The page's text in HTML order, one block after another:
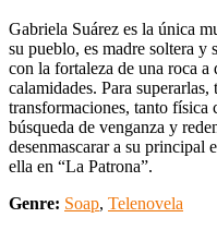
Gabriela Suárez es la única
su pueblo, es madre soltera y
con la fortaleza de una roca
calamidades. Para
transformaciones, tanto física
búsqueda de venganza y
desenmascarar a su principal
ella en “La Patrona”.
Genre: Soap, Telenovela